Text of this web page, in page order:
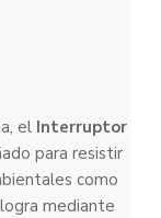
el Interruptor
para resistir
como
mediante